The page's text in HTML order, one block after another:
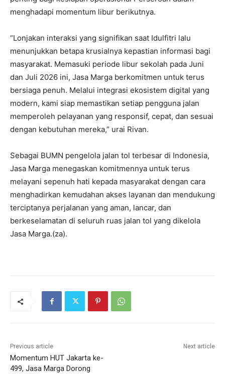
menghadapi momentum libur berikutnya.
“Lonjakan interaksi yang signifikan saat Idulfitri lalu
menunjukkan betapa krusialnya kepastian informasi bagi
masyarakat. Memasuki periode libur sekolah pada Juni
dan Juli 2026 ini, Jasa Marga berkomitmen untuk terus
bersiaga penuh. Melalui integrasi ekosistem digital yang
modern, kami siap memastikan setiap pengguna jalan
memperoleh pelayanan yang responsif, cepat, dan sesuai
dengan kebutuhan mereka,” urai Rivan.
Sebagai BUMN pengelola jalan tol terbesar di Indonesia,
Jasa Marga menegaskan komitmennya untuk terus
melayani sepenuh hati kepada masyarakat dengan cara
menghadirkan kemudahan akses layanan dan mendukung
terciptanya perjalanan yang aman, lancar, dan
berkeselamatan di seluruh ruas jalan tol yang dikelola
Jasa Marga.(za).
Previous article
Momentum HUT Jakarta ke-
499, Jasa Marga Dorong
Next article